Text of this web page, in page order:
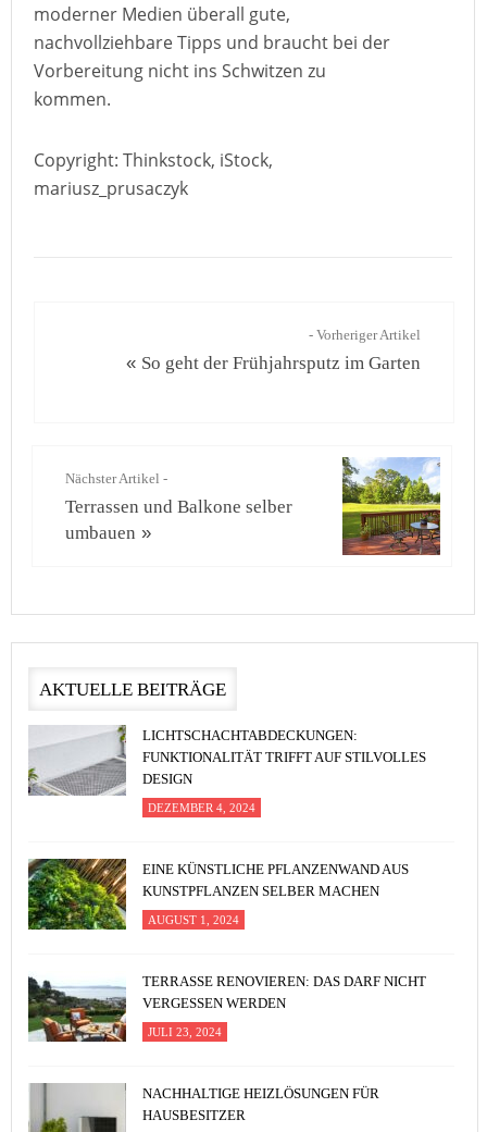
moderner Medien überall gute,
nachvollziehbare Tipps und braucht bei der
Vorbereitung nicht ins Schwitzen zu
kommen.
Copyright: Thinkstock, iStock,
mariusz_prusaczyk
- Vorheriger Artikel
« So geht der Frühjahrsputz im Garten
Nächster Artikel -
Terrassen und Balkone selber
umbauen »
AKTUELLE BEITRÄGE
LICHTSCHACHTABDECKUNGEN:
FUNKTIONALITÄT TRIFFT AUF STILVOLLES
DESIGN
DEZEMBER 4, 2024
EINE KÜNSTLICHE PFLANZENWAND AUS
KUNSTPFLANZEN SELBER MACHEN
AUGUST 1, 2024
TERRASSE RENOVIEREN: DAS DARF NICHT
VERGESSEN WERDEN
JULI 23, 2024
NACHHALTIGE HEIZLÖSUNGEN FÜR
HAUSBESITZER